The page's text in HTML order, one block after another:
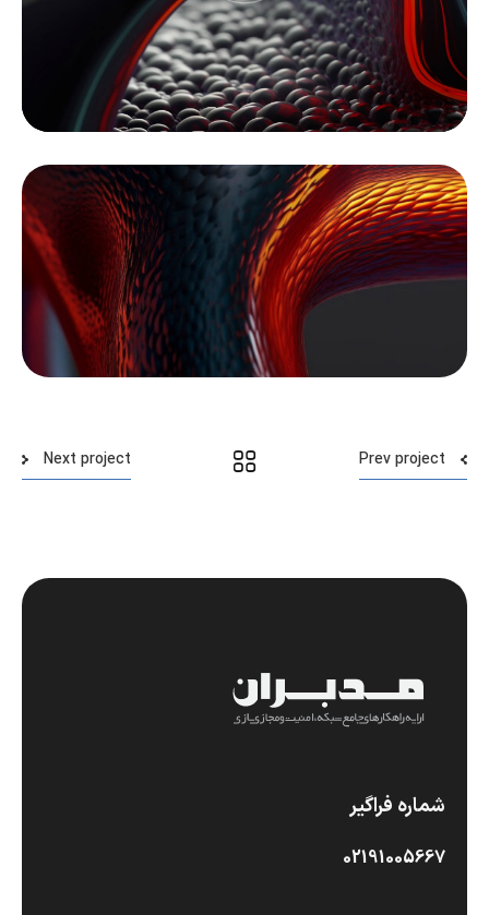
Prev project
Next project
شماره فراگیر
02191005667